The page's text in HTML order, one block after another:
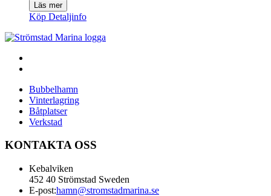
Läs mer
Köp Detaljinfo
Bubbelhamn
Vinterlagring
Båtplatser
Verkstad
KONTAKTA OSS
Kebalviken
452 40 Strömstad Sweden
E-post:hamn@stromstadmarina.se